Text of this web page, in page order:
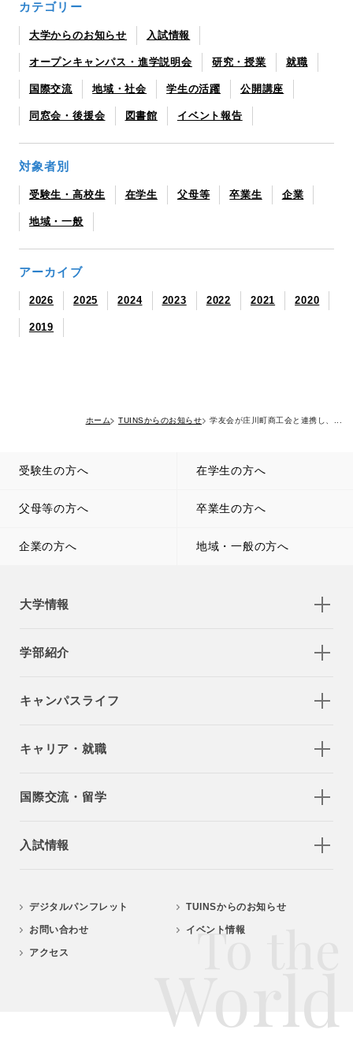
カテゴリー
大学からのお知らせ 入試情報
オープンキャンパス・進学説明会 研究・授業 就職
国際交流 地域・社会 学生の活躍 公開講座
同窓会・後援会 図書館 イベント報告
対象者別
受験生・高校生 在学生 父母等 卒業生 企業
地域・一般
アーカイブ
2026 2025 2024 2023 2022 2021 2020
2019
ホーム TUINSからのお知らせ 学友会が庄川町商工会と連携し、...
受験生の方へ 在学生の方へ
父母等の方へ 卒業生の方へ
企業の方へ 地域・一般の方へ
大学情報
学部紹介
キャンパスライフ
キャリア・就職
国際交流・留学
入試情報
デジタルパンフレット
お問い合わせ
アクセス
TUINSからのお知らせ
イベント情報
To the
World